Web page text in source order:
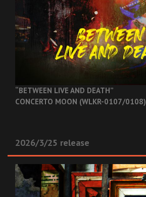
“BETWEEN LIVE AND DEATH”
CONCERTO MOON (WLKR-0107/0108)
2026/3/25 release